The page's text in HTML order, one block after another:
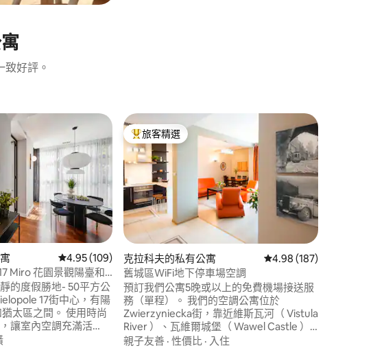
好評。
從 109 則評價中獲得 4.95 的平均評分（滿分 5 分）
4.95 (109)
Miro 花園景觀陽臺和
的度假勝地- 50平方公
17街中心，有陽
太區之間。 使用時尚
讓室內空調充滿活
的智慧電視進行娛
旅客精選榜首
旅客精選
克拉科夫的私有公寓 從 187 則評價中獲得
4.98 (187)
舊城區WiFi地下停車場空調
預訂我們公寓5晚或以上的免費機場接送服
務（單程）。 我們的空調公寓位於
Zwierzyniecka街，靠近維斯瓦河（ Vistula
River ）、瓦維爾城堡（ Wawel Castle ）
，毗鄰喜來登酒店（ Sheraton Hotel ）。
親子友善 · 性價比 · 入住